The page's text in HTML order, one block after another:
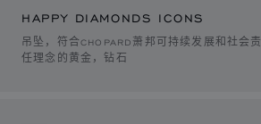
HAPPY DIAMONDS ICONS
吊坠，符合CHOPARD萧邦可持续发展和社会责
任理念的黄金，钻石